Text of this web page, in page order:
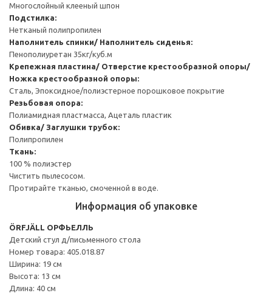
Многослойный клееный шпон
Подстилка:
Нетканый полипропилен
Наполнитель спинки/ Наполнитель сиденья:
Пенополиуретан 35кг/куб.м
Крепежная пластина/ Отверстие крестообразной опоры/
Ножка крестообразной опоры:
Сталь, Эпоксидное/полиэстерное порошковое покрытие
Резьбовая опора:
Полиамидная пластмасса, Ацеталь пластик
Обивка/ Заглушки трубок:
Полипропилен
Ткань:
100 % полиэстер
Чистить пылесосом.
Протирайте тканью, смоченной в воде.
Информация об упаковке
ÖRFJÄLL ОРФЬЕЛЛЬ
Детский стул д/письменного стола
Номер товара: 405.018.87
Ширина: 19 см
Высота: 13 см
Длина: 40 см